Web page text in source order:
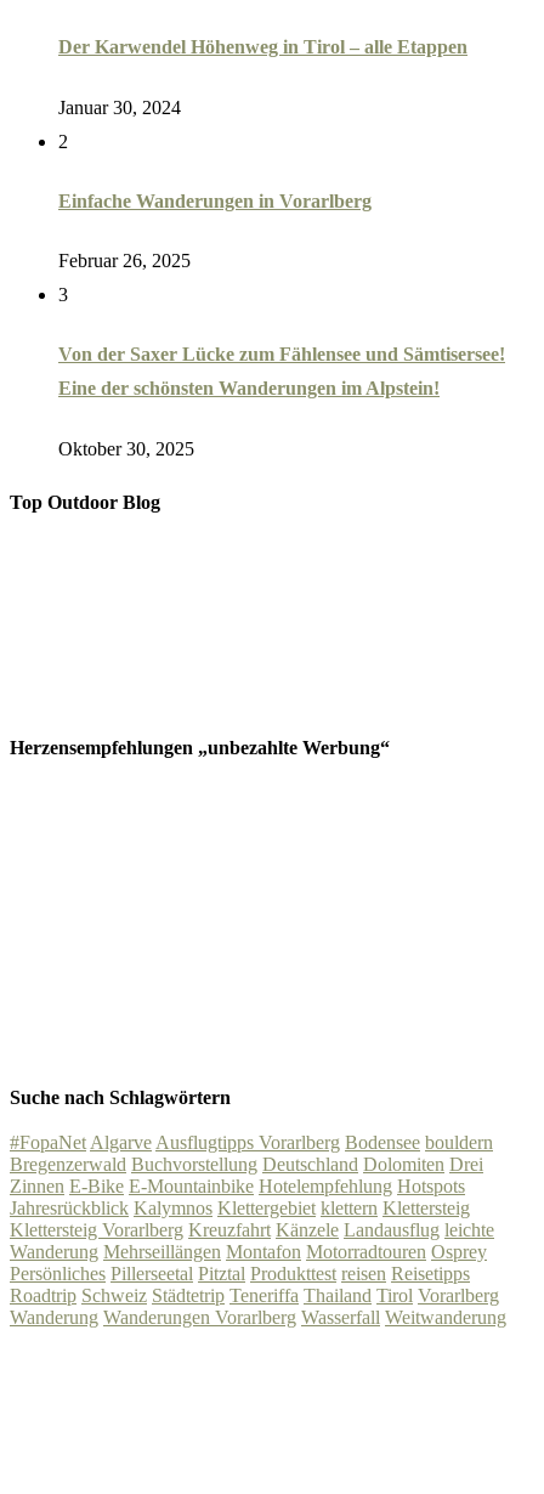
Der Karwendel Höhenweg in Tirol – alle Etappen
Januar 30, 2024
2
Einfache Wanderungen in Vorarlberg
Februar 26, 2025
3
Von der Saxer Lücke zum Fählensee und Sämtisersee!
Eine der schönsten Wanderungen im Alpstein!
Oktober 30, 2025
Top Outdoor Blog
Herzensempfehlungen „unbezahlte Werbung“
Suche nach Schlagwörtern
#FopaNet Algarve Ausflugtipps Vorarlberg Bodensee bouldern
Bregenzerwald Buchvorstellung Deutschland Dolomiten Drei
Zinnen E-Bike E-Mountainbike Hotelempfehlung Hotspots
Jahresrückblick Kalymnos Klettergebiet klettern Klettersteig
Klettersteig Vorarlberg Kreuzfahrt Känzele Landausflug leichte
Wanderung Mehrseillängen Montafon Motorradtouren Osprey
Persönliches Pillerseetal Pitztal Produkttest reisen Reisetipps
Roadtrip Schweiz Städtetrip Teneriffa Thailand Tirol Vorarlberg
Wanderung Wanderungen Vorarlberg Wasserfall Weitwanderung